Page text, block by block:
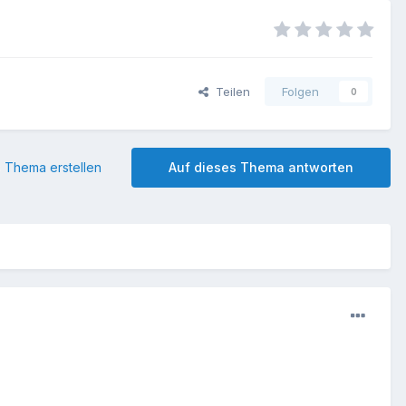
Teilen Folgen 0
Auf dieses Thema antworten
Thema erstellen